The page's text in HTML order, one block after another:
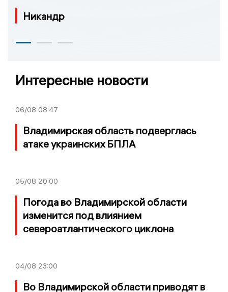
Никандр
Интересные новости
06/08 08:47
Владимирская область подверглась
атаке украинских БПЛА
05/08 20:00
Погода во Владимирской области
изменится под влиянием
североатлантического циклона
04/08 23:00
Во Владимирской области приводят в